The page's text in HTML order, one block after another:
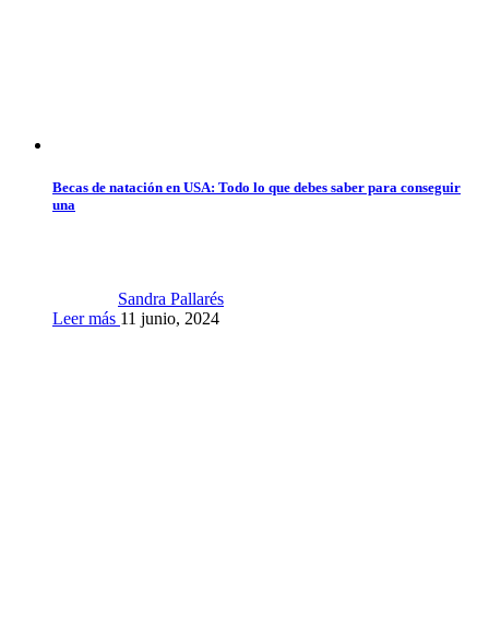
Becas de natación en USA: Todo lo que debes saber para conseguir
una
Sandra Pallarés
Leer más 11 junio, 2024